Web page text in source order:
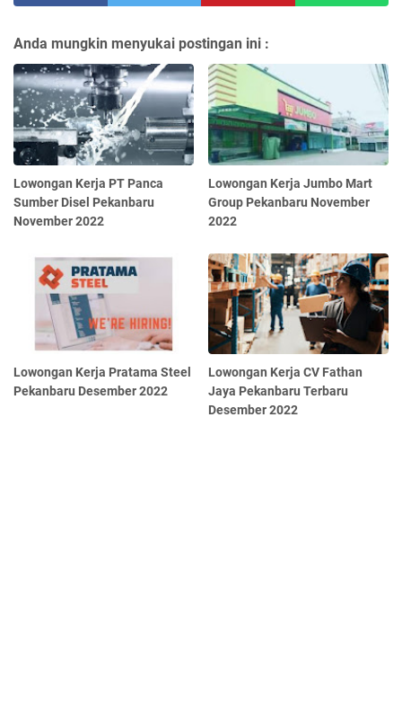
Anda mungkin menyukai postingan ini :
Lowongan Kerja PT Panca
Sumber Disel Pekanbaru
November 2022
Lowongan Kerja Jumbo Mart
Group Pekanbaru November
2022
Lowongan Kerja Pratama Steel
Pekanbaru Desember 2022
Lowongan Kerja CV Fathan
Jaya Pekanbaru Terbaru
Desember 2022